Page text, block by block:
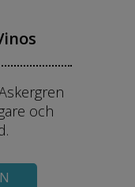
och